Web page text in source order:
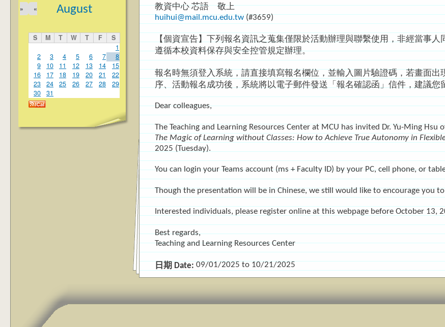
August
«
»
S M T W T F
S
1
2
3 4 5 6 7
8
9
10 11 12 13 14
15
16
17 18 19 20 21
22
23
24 25 26 27 28
29
30
31
教資中心 芯語 敬上
huihui@mail.mcu.edu.tw(#3659)
【個資宣告】下列報名資訊之蒐集僅限於活動辦理與聯繫使用，非經當事
遵循本校資料保存與安全控管規定辦理。
報名時無須登入系統，請直接填寫報名欄位，並輸入圖片驗證碼，若畫面
序、活動報名成功後，系統將以電子郵件發送「報名確認函」信件，建議您
Dear colleagues,
The Teaching and Learning Resources Center at MCU has invited Dr. Yu-Ming
The Magic of Learning without Classes: How to Achieve True Autonomy in
2025 (Tuesday).
You can login your Teams account (ms + Faculty ID) by your PC, cell phone, or
Though the presentation will be in Chinese, we still would like to encourage you
Interested individuals, please register online at this webpage before October 13,
Best regards,
Teaching and Learning Resources Center
日期 Date: 09/01/2025 to 10/21/2025